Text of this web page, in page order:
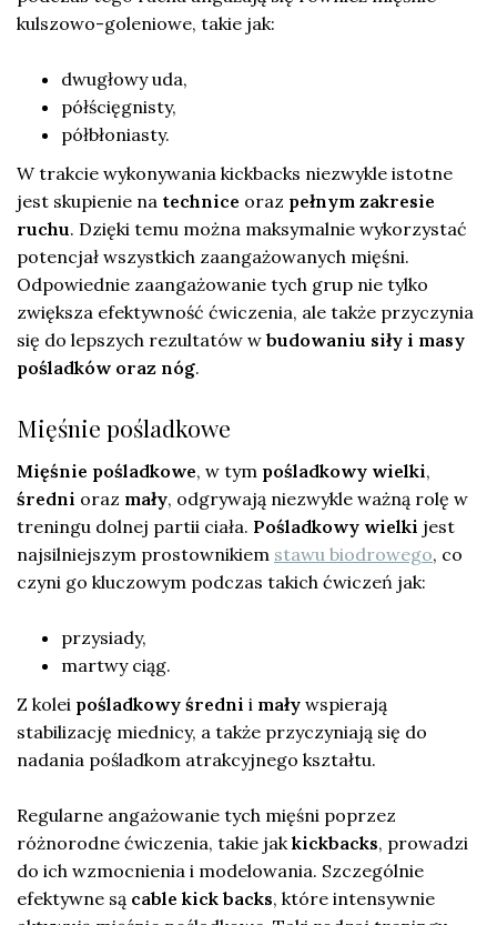
kulszowo-goleniowe, takie jak:
dwugłowy uda,
półścięgnisty,
półbłoniasty.
W trakcie wykonywania kickbacks niezwykle istotne
jest skupienie na technice oraz pełnym zakresie
ruchu. Dzięki temu można maksymalnie wykorzystać
potencjał wszystkich zaangażowanych mięśni.
Odpowiednie zaangażowanie tych grup nie tylko
zwiększa efektywność ćwiczenia, ale także przyczynia
się do lepszych rezultatów w budowaniu siły i masy
pośladków oraz nóg.
Mięśnie pośladkowe
Mięśnie pośladkowe, w tym pośladkowy wielki,
średni oraz mały, odgrywają niezwykle ważną rolę w
treningu dolnej partii ciała. Pośladkowy wielki jest
najsilniejszym prostownikiem stawu biodrowego, co
czyni go kluczowym podczas takich ćwiczeń jak:
przysiady,
martwy ciąg.
Z kolei pośladkowy średni i mały wspierają
stabilizację miednicy, a także przyczyniają się do
nadania pośladkom atrakcyjnego kształtu.
Regularne angażowanie tych mięśni poprzez
różnorodne ćwiczenia, takie jak kickbacks, prowadzi
do ich wzmocnienia i modelowania. Szczególnie
efektywne są cable kick backs, które intensywnie